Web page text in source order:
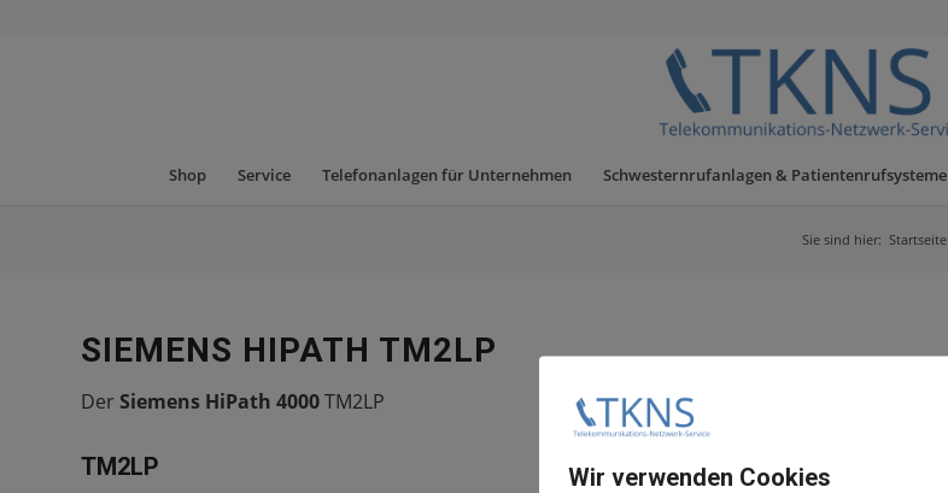
Shop Service Telefonanlagen für Unternehmen Schwesternrufanlagen & Patientenrufsysteme
Sie sind hier: Startseite
SIEMENS HIPATH TM2LP
Der Siemens HiPath 4000TM2LP
TM2LP Wir verwenden Cookies